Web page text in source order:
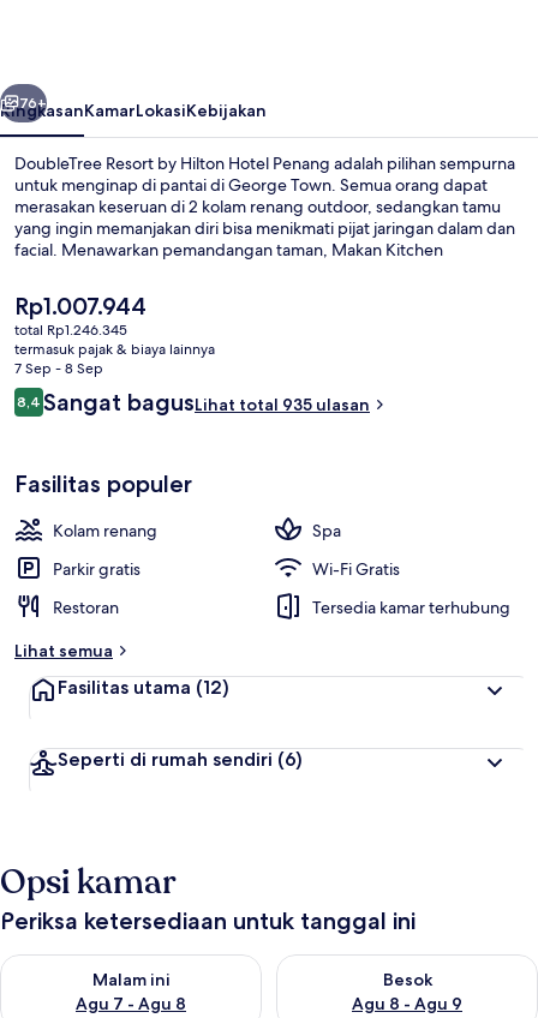
Penang
Berikutnya
76+
RingkasanKamarLokasiKebijakan
DoubleTree Resort by Hilton Hotel Penang adalah pilihan sempurna
untuk menginap di pantai di George Town. Semua orang dapat
merasakan keseruan di 2 kolam renang outdoor, sedangkan tamu
yang ingin memanjakan diri bisa menikmati pijat jaringan dalam dan
facial. Menawarkan pemandangan taman, Makan Kitchen
siang, dan makan malam. Keunggulan lainnya meliputi klub anak
gratis, bar/lounge, dan pusat kebugaran. Para traveler menyukai
staf.
Harga
saat
ini
Rp1.007.944
Rp1.007.944
total Rp1.246.345
termasuk pajak & biaya lainnya
7 Sep - 8 Sep
Ulasan
8,48,4 dari 10
Sangat bagusLihat total 935 ulasan
Fasilitas populer
Kolam renang
Spa
Parkir gratis
Wi-Fi Gratis
Restoran
Tersedia kamar terhubung
Lihat semua
Fasilitas utama (12)
Seperti di rumah sendiri (6)
Opsi kamar
Periksa ketersediaan untuk tanggal ini
Malam ini
Agu 7 - Agu 8
Periksa ketersediaan untuk malam ini Agu 7 - Agu 8
Besok
Agu 8 - Agu 9
Periksa ketersediaan untuk